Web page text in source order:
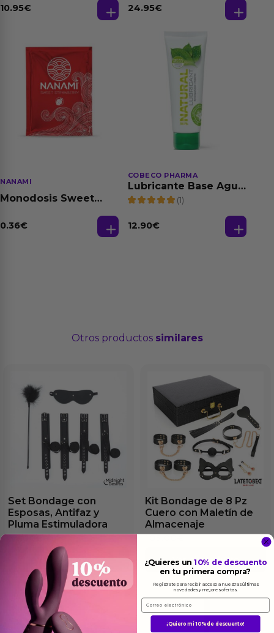
Dilatación Base Agua
10.95€ 24.95€
NANAMI
Monodosis Sweet
0.36€
COBECO PHARMA
Lubricante Base Agua
100% Natural 125 ml
(1)
12.90€
Otros productos similares
Set Bondage con
Esposas, Antifaz y
Pluma Estimuladora
84.00€
Ver el producto
Kit Bondage de 8 Pz
Cuero con Maletín de
Almacenaje
105.00€
Ver el producto
¿Quieres un10% de descuento
en tu primera compra?
Regístrate para recibir acceso a nuestras últimas
novedades y mejores ofertas.
Email
¡Quiero mi 10% de descuento!